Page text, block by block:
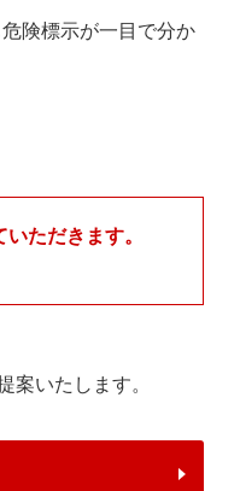
険標示が一目で分か
ただきます。
案いたします。